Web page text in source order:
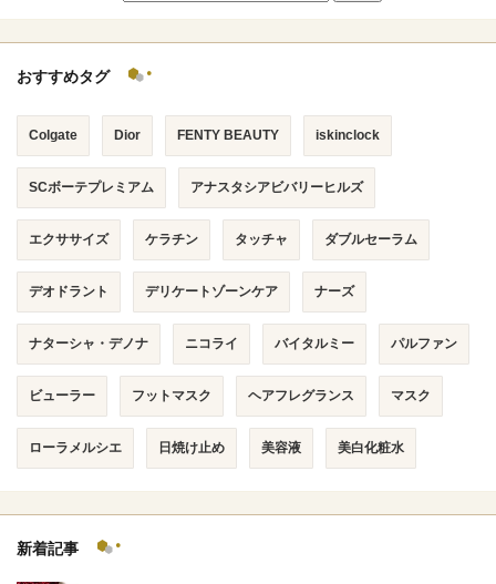
おすすめタグ
Colgate Dior FENTY BEAUTY iskinclock
SCボーテプレミアム アナスタシアビバリーヒルズ
エクササイズ ケラチン タッチャ ダブルセーラム
デオドラント デリケートゾーンケア ナーズ
ナターシャ・デノナ ニコライ バイタルミー パルファン
ビューラー フットマスク ヘアフレグランス マスク
ローラメルシエ 日焼け止め 美容液 美白化粧水
新着記事